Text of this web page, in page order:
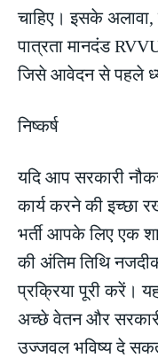
चाहिए। इसके
पात्रता मानदंड
जिसे आवेदन से पहले
निष्कर्ष
यदि आप सरकारी
कार्य करने की इच्छा
भर्ती आपके लिए एक
की अंतिम तिथि
प्रक्रिया पूरी करें।
अच्छे वेतन और
उज्जवल भविष्य दे